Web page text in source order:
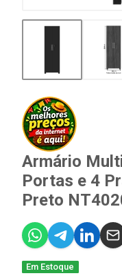
Armário
Portas e 4
Preto
Em Estoque